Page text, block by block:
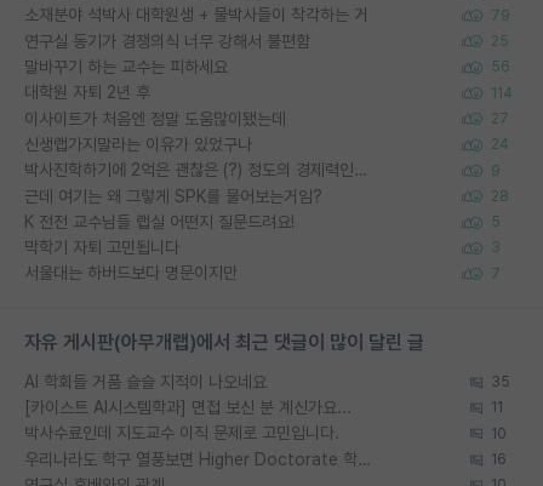
소재분야 석박사 대학원생 + 물박사들이 착각하는 거 79
연구실 동기가 경쟁의식 너무 강해서 불편함 25
말바꾸기 하는 교수는 피하세요 56
대학원 자퇴 2년 후 114
이사이트가 처음엔 정말 도움많이됐는데 27
신생랩가지말라는 이유가 있었구나 24
박사진학하기에 2억은 괜찮은 (?) 정도의 경제력인가요 9
근데 여기는 왜 그렇게 SPK를 물어보는거임? 28
K 전전 교수님들 랩실 어떤지 질문드려요! 5
막학기 자퇴 고민됩니다 3
서울대는 하버드보다 명문이지만 7
자유 게시판(아무개랩)에서 최근 댓글이 많이 달린 글
AI 학회들 거품 슬슬 지적이 나오네요 35
[카이스트 AI시스템학과] 면접 보신 분 계신가요... 11
박사수료인데 지도교수 이직 문제로 고민입니다. 10
우리나라도 학구 열풍보면 Higher Doctorate 학위가 필요하다고 봅니다. 16